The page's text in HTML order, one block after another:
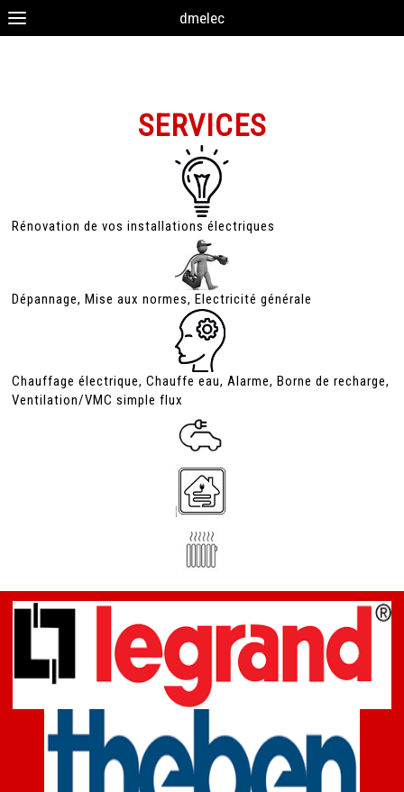
dmelec
SERVICES
Rénovation de vos installations électriques
Dépannage, Mise aux normes, Electricité générale
Chauffage électrique, Chauffe eau, Alarme, Borne de recharge,
Ventilation/VMC simple flux